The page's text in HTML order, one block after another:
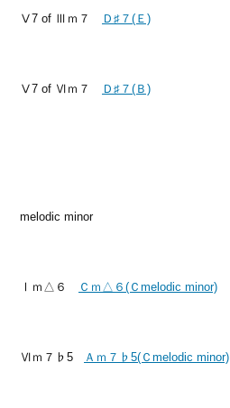
Ⅴ7 of Ⅲｍ７ Ｄ♯７(Ｅ)
Ⅴ7 of Ⅵｍ７ Ｄ♯７(Ｂ)
melodic minor
Ⅰｍ△６ Ｃｍ△６(Ｃmelodic minor)
Ⅵｍ７♭5 Ａｍ７♭5(Ｃmelodic minor)